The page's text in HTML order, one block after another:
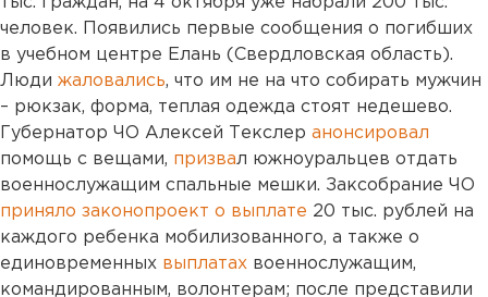
человек. Появились первые сообщения о погибших
в учебном центре Елань (Свердловская область).
Люди жаловались, что им не на что собирать мужчин
– рюкзак, форма, теплая одежда стоят недешево.
Губернатор ЧО Алексей Текслер анонсировал
помощь с вещами, призвал южноуральцев отдать
военнослужащим спальные мешки. Заксобрание ЧО
приняло законопроект о выплате 20 тыс. рублей на
каждого ребенка мобилизованного, а также о
единовременных выплатах военнослужащим,
командированным, волонтерам; после представили